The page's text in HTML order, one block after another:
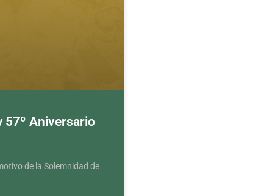
57º Aniversario
de la Solemnidad de